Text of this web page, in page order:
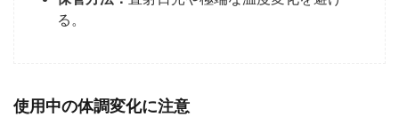
る。
使用中の体調変化に注意